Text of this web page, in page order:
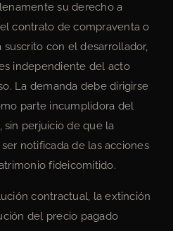
su derecho a
contrato de compraventa o
con el desarrollador,
independiente del acto
La demanda debe dirigirse
parte incumplidora del
perjuicio de que la
notificada de las acciones
fideicomitido.
contractual, la extinción
del precio pagado